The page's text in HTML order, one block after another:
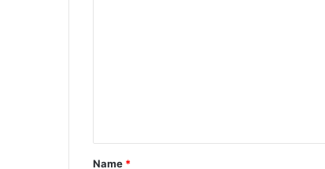
*
Name *